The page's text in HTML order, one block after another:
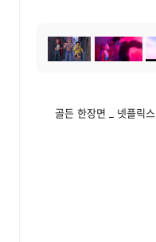
골든 한장면 _ 넷플릭스